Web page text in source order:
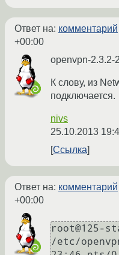
Ответ на: комментарий
+00:00
openvpn-2.3.2-
К слову, из
подключается.
nivs
25.10.2013
Ссылка
Ответ на: комментарий
+00:00
root@125-
/etc/